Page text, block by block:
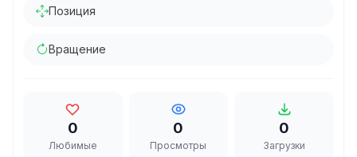
Позиция
Вращение
0
Любимые
0
Просмотры
0
Загрузки